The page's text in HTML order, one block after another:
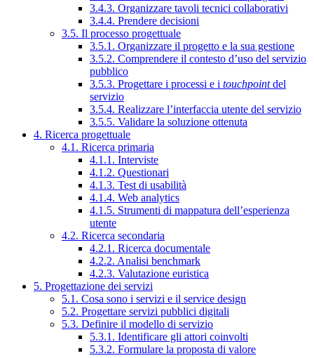
3.4.3. Organizzare tavoli tecnici collaborativi
3.4.4. Prendere decisioni
3.5. Il processo progettuale
3.5.1. Organizzare il progetto e la sua gestione
3.5.2. Comprendere il contesto d’uso del servizio
pubblico
3.5.3. Progettare i processi e i touchpointdel
servizio
3.5.4. Realizzare l’interfaccia utente del servizio
3.5.5. Validare la soluzione ottenuta
4. Ricerca progettuale
4.1. Ricerca primaria
4.1.1. Interviste
4.1.2. Questionari
4.1.3. Test di usabilità
4.1.4. Web analytics
4.1.5. Strumenti di mappatura dell’esperienza
utente
4.2. Ricerca secondaria
4.2.1. Ricerca documentale
4.2.2. Analisi benchmark
4.2.3. Valutazione euristica
5. Progettazione dei servizi
5.1. Cosa sono i servizi e il service design
5.2. Progettare servizi pubblici digitali
5.3. Definire il modello di servizio
5.3.1. Identificare gli attori coinvolti
5.3.2. Formulare la proposta di valore